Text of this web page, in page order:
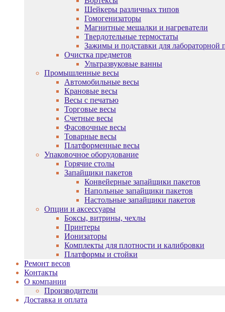
Шейкеры различных типов
Гомогенизаторы
Магнитные мешалки и нагреватели
Твердотельные термостаты
Зажимы и подставки для лабораторной
Очистка предметов
Ультразвуковые ванны
Промышленные весы
Автомобильные весы
Крановые весы
Весы с печатью
Торговые весы
Счетные весы
Фасовочные весы
Товарные весы
Платформенные весы
Упаковочное оборудование
Горячие столы
Запайщики пакетов
Конвейерные запайщики пакетов
Напольные запайщики пакетов
Настольные запайщики пакетов
Опции и аксессуары
Боксы, витрины, чехлы
Принтеры
Ионизаторы
Комплекты для плотности и калибровки
Платформы и стойки
Ремонт весов
Контакты
О компании
Производители
Доставка и оплата